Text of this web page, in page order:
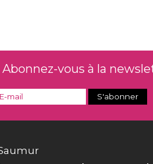
vous à la